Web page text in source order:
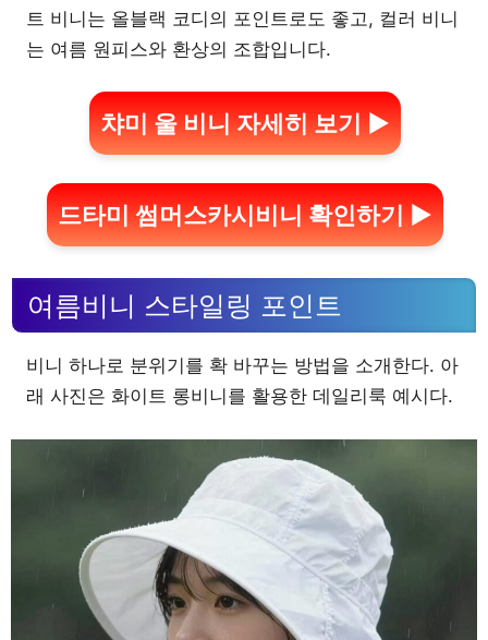
트 비니는 올블랙 코디의 포인트로도 좋고, 컬러 비니
는 여름 원피스와 환상의 조합입니다.
챠미 울 비니 자세히 보기 ▶
드타미 썸머스카시비니 확인하기 ▶
여름비니 스타일링 포인트
비니 하나로 분위기를 확 바꾸는 방법을 소개한다. 아
래 사진은 화이트 롱비니를 활용한 데일리룩 예시다.